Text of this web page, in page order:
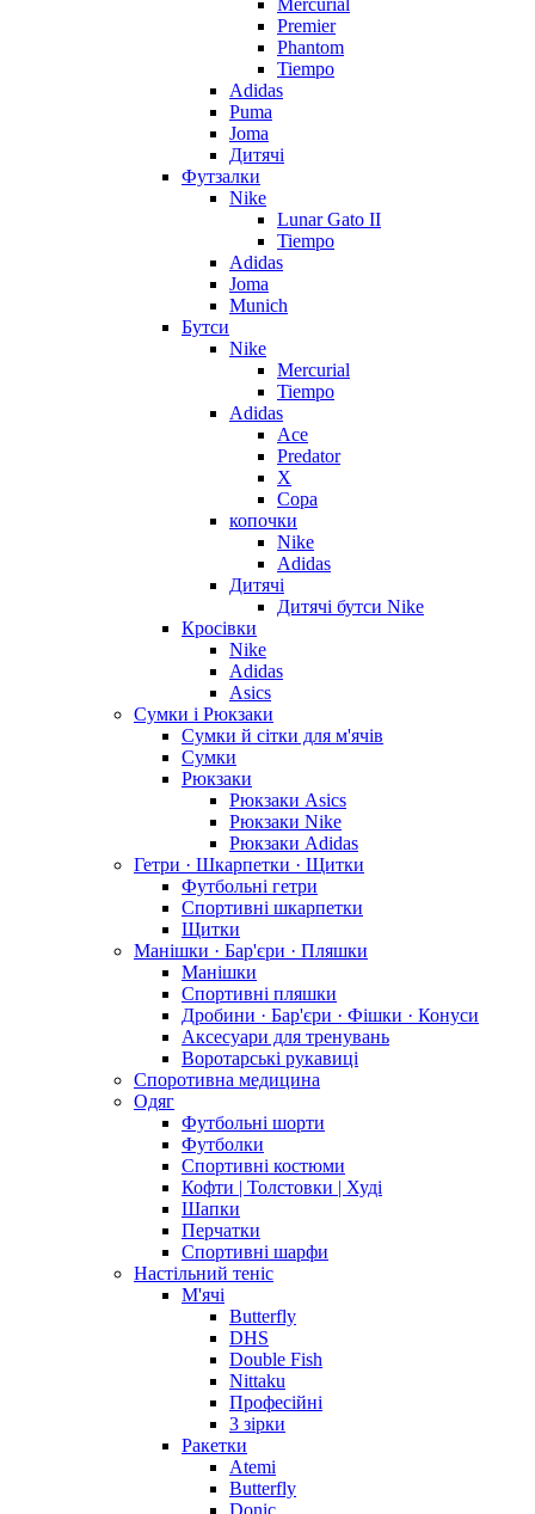
Mercurial
Premier
Phantom
Tiempo
Adidas
Puma
Joma
Дитячі
Футзалки
Nike
Lunar Gato II
Tiempo
Adidas
Joma
Munich
Бутси
Nike
Mercurial
Tiempo
Adidas
Ace
Predator
X
Copa
копочки
Nike
Adidas
Дитячі
Дитячі бутси Nike
Кросівки
Nike
Adidas
Asics
Сумки і Рюкзаки
Сумки й сітки для м'ячів
Сумки
Рюкзаки
Рюкзаки Asics
Рюкзаки Nike
Рюкзаки Adidas
Гетри · Шкарпетки · Щитки
Футбольні гетри
Спортивні шкарпетки
Щитки
Манішки · Бар'єри · Пляшки
Манішки
Спортивні пляшки
Дробини · Бар'єри · Фішки · Конуси
Аксесуари для тренувань
Воротарські рукавиці
Споротивна медицина
Одяг
Футбольні шорти
Футболки
Спортивні костюми
Кофти | Толстовки | Худі
Шапки
Перчатки
Спортивні шарфи
Настільний теніс
М'ячі
Butterfly
DHS
Double Fish
Nittaku
Професійні
3 зірки
Ракетки
Atemi
Butterfly